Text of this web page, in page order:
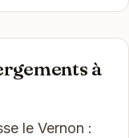
à
le Vernon :